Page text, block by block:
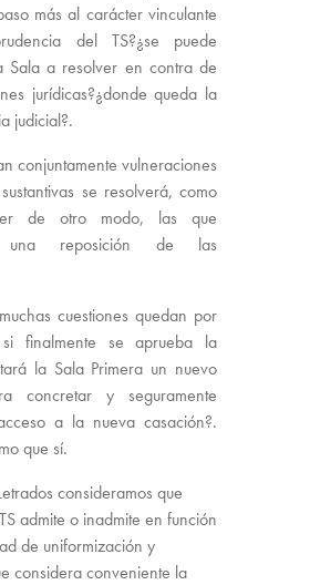
más al carácter vinculante
del TS?¿se puede
Sala a resolver en contra de
jurídicas?¿donde queda la
judicial?.
conjuntamente vulneraciones
se resolverá, como
de otro modo, las que
una reposición de las
cuestiones quedan por
finalmente se aprueba la
la Sala Primera un nuevo
concretar y seguramente
a la nueva casación?.
que sí.
consideramos que
admite o inadmite en función
de uniformización y
considera conveniente la